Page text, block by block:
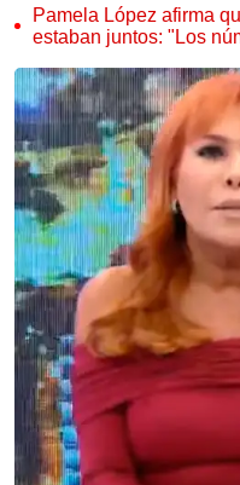
Pamela López afirma
estaban juntos: "Los